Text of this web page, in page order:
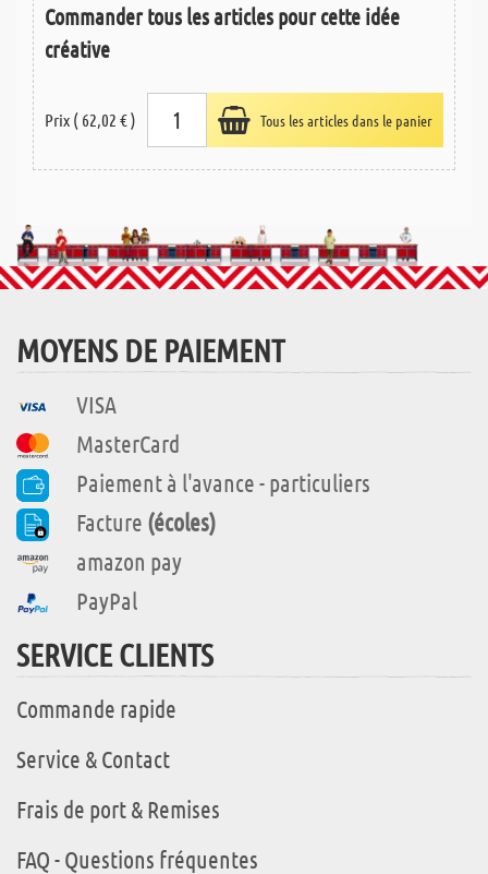
Commander tous les articles pour cette idée
créative
Prix ( 62,02 € ) Tous les articles dans le panier
MOYENS DE PAIEMENT
VISA
MasterCard
Paiement à l'avance - particuliers
Facture (écoles)
amazon pay
PayPal
SERVICE CLIENTS
Commande rapide
Service & Contact
Frais de port & Remises
FAQ - Questions fréquentes